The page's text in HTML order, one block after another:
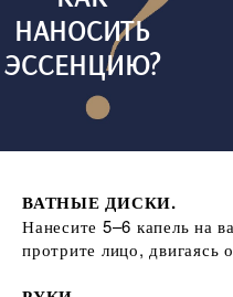
НАНОСИТЬ
ЭССЕНЦИЮ?
ВАТНЫЕ ДИСКИ.
Нанесите 5–6 капель на
протрите лицо, двигаясь